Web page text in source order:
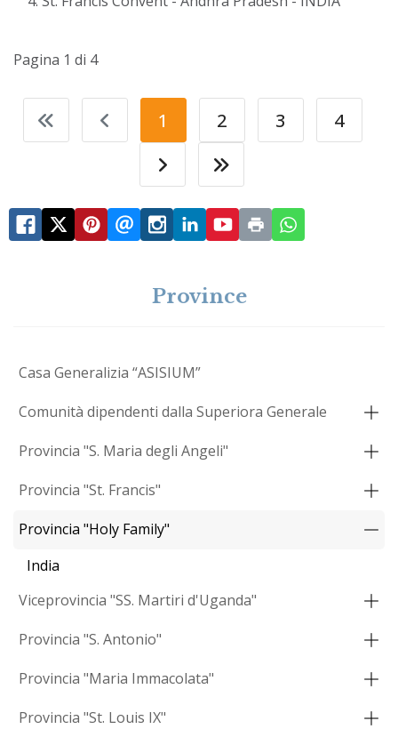
Pagina 1 di 4
1 2 3 4
Province
Casa Generalizia “ASISIUM”
Comunità dipendenti dalla Superiora Generale
Provincia "S. Maria degli Angeli"
Provincia "St. Francis"
Provincia "Holy Family"
India
Viceprovincia "SS. Martiri d'Uganda"
Provincia "S. Antonio"
Provincia "Maria Immacolata"
Provincia "St. Louis IX"